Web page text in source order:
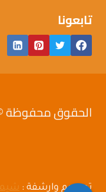
تابعونا
الحقوق محفوظة ©
تصميم وارشفة :